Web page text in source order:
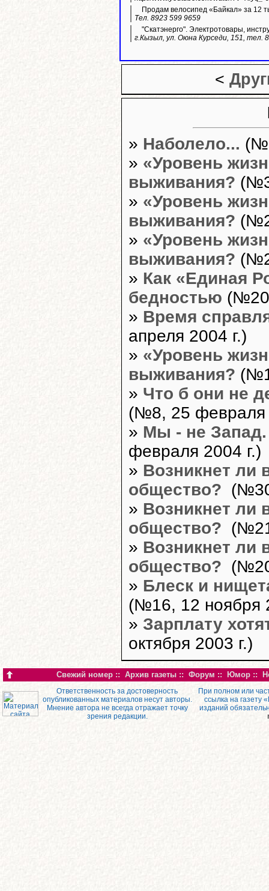
Продам велосипед «Байкал» за 12
Тел. 8923 599 9659
"Скатэнерго". Электротовары,
г.Кызыл, ул. Оюна Курседи, 151, тел.
<
» Наболело...
» «Уровень
выживания?
» «Уровень
выживания?
» «Уровень
выживания?
» Как «Единая
бедностью
» Время
апреля 2004 г.)
» «Уровень
выживания?
» Что б они не
(№8, 25 февраля
» Мы - не
февраля 2004 г.)
» Возникнет ли
общество?
» Возникнет ли
общество?
» Возникнет ли
общество?
» Блеск и
(№16, 12 ноября
» Зарплату
октября 2003 г.)
Свежий номер :: Архив газеты :: Форум :: Юмор ::
Ответственность за достоверность
опубликованных материалов несут авторы.
Мнение автора не всегда отражает точку
зрения редакции.
При полном или
ссылка на газету
изданий